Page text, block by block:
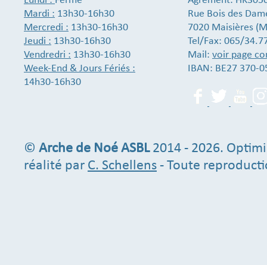
Mardi : 13h30-16h30
Mercredi : 13h30-16h30
Jeudi : 13h30-16h30
Vendredri : 13h30-16h30
Week-End & Jours Fériés :
14h30-16h30
Rue Bois des
7020 Maisières
Tel/Fax: 065/
Mail: voir page
IBAN: BE27 370-
© Arche de Noé ASBL2014 - 2026.
réalité par C. Schellens - Toute